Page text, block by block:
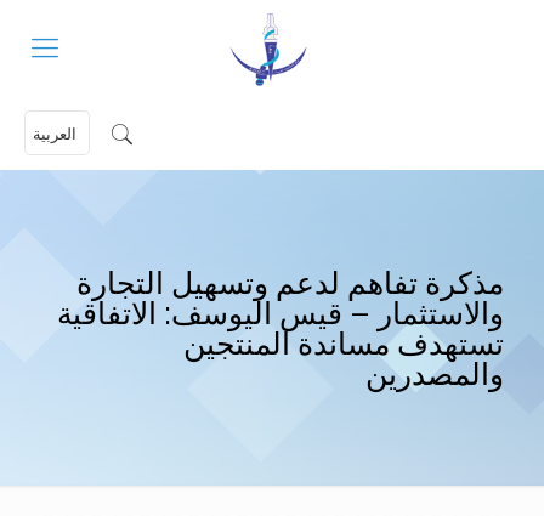
العربية
مذكرة تفاهم لدعم وتسهيل التجارة
والاستثمار – قيس اليوسف: الاتفاقية
تستهدف مساندة المنتجين
والمصدرين